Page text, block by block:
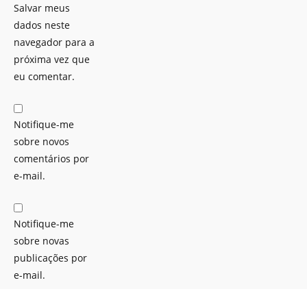
Salvar meus
dados neste
navegador para a
próxima vez que
eu comentar.
Notifique-me
sobre novos
comentários por
e-mail.
Notifique-me
sobre novas
publicações por
e-mail.